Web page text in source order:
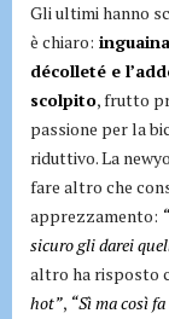
Gli ultimi hanno
è chiaro:
décolleté e
scolpito, frutto
passione per la
riduttivo. La
fare altro che
apprezzamento:
sicuro gli darei
altro ha risposto
hot”, “Sì ma così